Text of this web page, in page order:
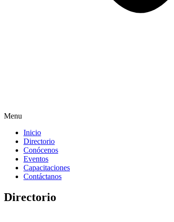
Menu
Inicio
Directorio
Conócenos
Eventos
Capacitaciones
Contáctanos
Directorio